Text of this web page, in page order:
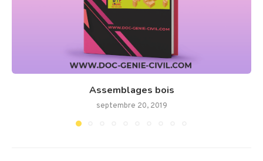
Assemblages bois
septembre 20, 2019